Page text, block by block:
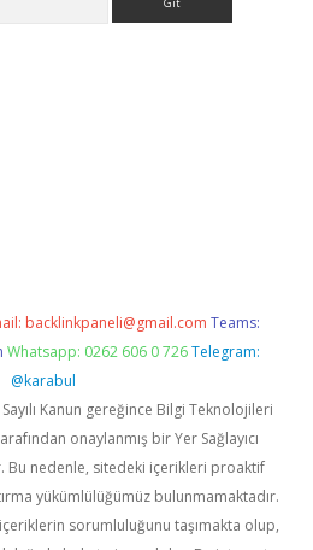
backlinkpaneli@gmail.com Teams:
Whatsapp: 0262 606 0 726 Telegram:
@karabul
Kanun gereğince Bilgi Teknolojileri
onaylanmış bir Yer Sağlayıcı
Bu nedenle, sitedeki içerikleri proaktif
yükümlülüğümüz bulunmamaktadır.
sorumluluğunu taşımakta olup,